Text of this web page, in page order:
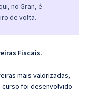
no Gran, é
de volta.
Fiscais.
mais valorizadas,
curso foi desenvolvido